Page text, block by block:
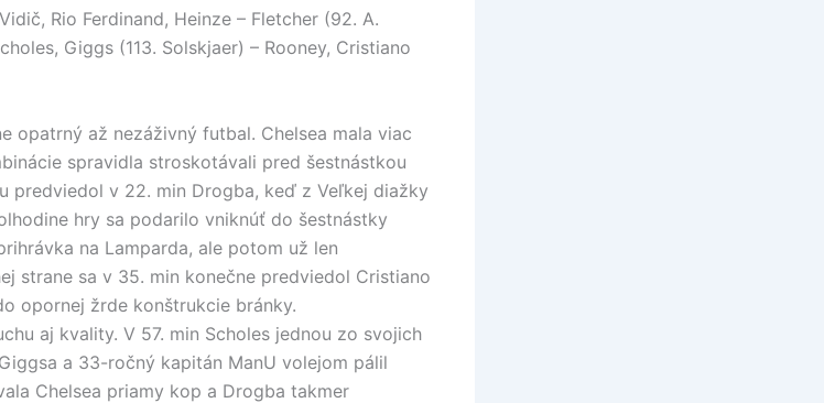
Rio Ferdinand, Heinze – Fletcher (92. A.
Giggs (113. Solskjaer) – Rooney, Cristiano
opatrný až nezáživný futbal. Chelsea mala viac
spravidla stroskotávali pred šestnástkou
predviedol v 22. min Drogba, keď z Veľkej diažky
hry sa podarilo vniknúť do šestnástky
na Lamparda, ale potom už len
strane sa v 35. min konečne predviedol Cristiano
opornej žrde konštrukcie bránky.
aj kvality. V 57. min Scholes jednou zo svojich
a 33-ročný kapitán ManU volejom pálil
Chelsea priamy kop a Drogba takmer